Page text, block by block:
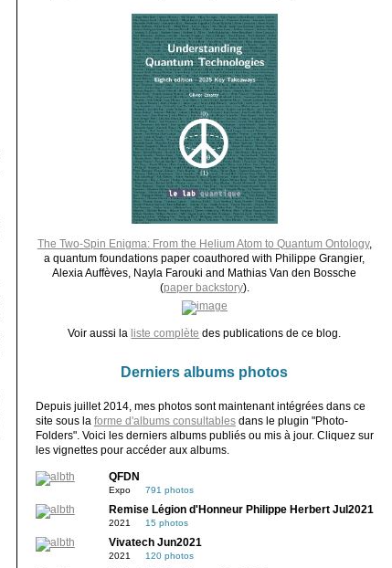
The Two-Spin Enigma: From the Helium Atom to Quantum Ontology,
a quantum foundations paper coauthored with Philippe Grangier,
Alexia Auffèves, Nayla Farouki and Mathias Van den Bossche
(paper backstory).
Voir aussi la liste complète des publications de ce blog.
Derniers albums photos
Depuis juillet 2014, mes photos sont maintenant intégrées dans ce
site sous la forme d'albums consultablesdans le plugin "Photo-
Folders". Voici les derniers albums publiés ou mis à jour. Cliquez sur
les vignettes pour accéder aux albums.
QFDN
Expo 791 photos
Remise Légion d'Honneur Philippe Herbert Jul2021
2021 15 photos
Vivatech Jun2021
2021 120 photos